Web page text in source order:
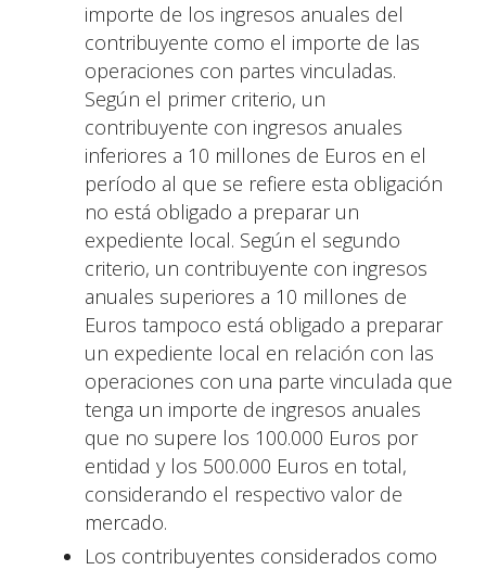
importe de los ingresos anuales del
contribuyente como el importe de las
operaciones con partes vinculadas.
Según el primer criterio, un
contribuyente con ingresos anuales
inferiores a 10 millones de Euros en el
período al que se refiere esta obligación
no está obligado a preparar un
expediente local. Según el segundo
criterio, un contribuyente con ingresos
anuales superiores a 10 millones de
Euros tampoco está obligado a preparar
un expediente local en relación con las
operaciones con una parte vinculada que
tenga un importe de ingresos anuales
que no supere los 100.000 Euros por
entidad y los 500.000 Euros en total,
considerando el respectivo valor de
mercado.
Los contribuyentes considerados como